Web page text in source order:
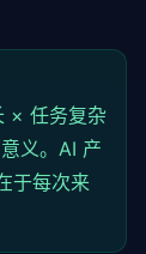
× 任务复杂
义。AI 产
于每次来